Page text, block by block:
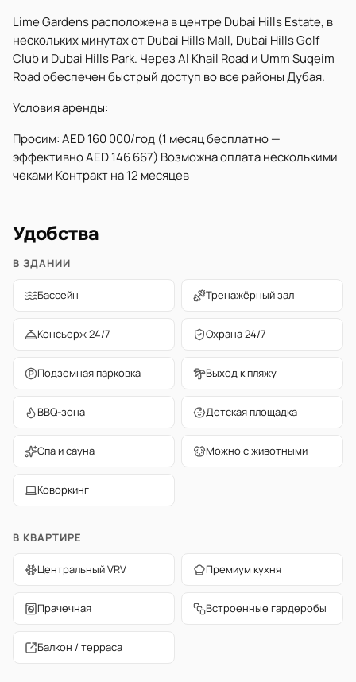
Lime Gardens расположена в центре Dubai Hills Estate, в
нескольких минутах от Dubai Hills Mall, Dubai Hills Golf
Club и Dubai Hills Park. Через Al Khail Road и Umm Suqeim
Road обеспечен быстрый доступ во все районы Дубая.
Условия аренды:
Просим: AED 160 000/год (1 месяц бесплатно —
эффективно AED 146 667) Возможна оплата несколькими
чеками Контракт на 12 месяцев
Удобства
В ЗДАНИИ
Бассейн Тренажёрный зал
Консьерж 24/7 Охрана 24/7
Подземная парковка Выход к пляжу
BBQ-зона Детская площадка
Спа и сауна Можно с животными
Коворкинг
В КВАРТИРЕ
Центральный VRV Премиум кухня
Прачечная Встроенные гардеробы
Балкон / терраса